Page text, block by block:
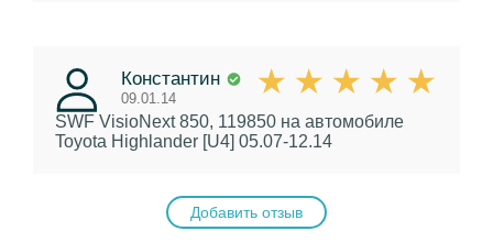
Константин
09.01.14
SWF VisioNext 850, 119850 на автомобиле
Toyota Highlander [U4] 05.07-12.14
Добавить отзыв